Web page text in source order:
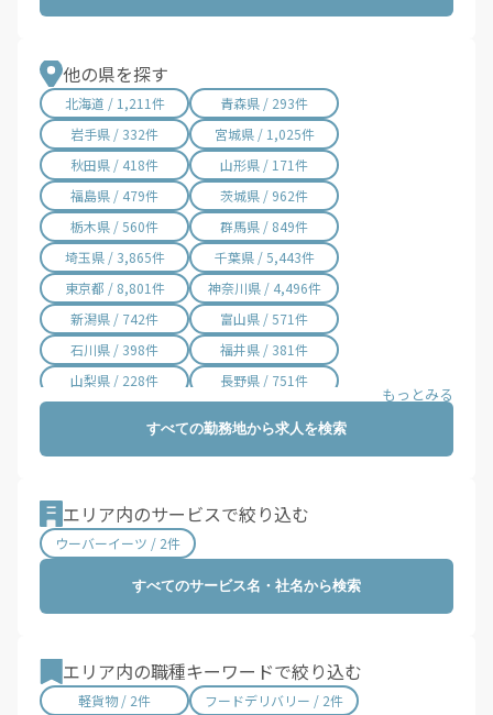
他の県を探す
北海道 / 1,211件
青森県 / 293件
岩手県 / 332件
宮城県 / 1,025件
秋田県 / 418件
山形県 / 171件
福島県 / 479件
茨城県 / 962件
栃木県 / 560件
群馬県 / 849件
埼玉県 / 3,865件
千葉県 / 5,443件
東京都 / 8,801件
神奈川県 / 4,496件
新潟県 / 742件
富山県 / 571件
石川県 / 398件
福井県 / 381件
山梨県 / 228件
長野県 / 751件
愛知県 / 2,970件
三重県 / 996件
大阪府 / 3,197件
兵庫県 / 2,450件
奈良県 / 617件
島根県 / 197件
岡山県 / 740件
広島県 / 1,470件
高知県 / 389件
福岡県 / 1,676件
すべての勤務地から求人を検索
エリア内のサービスで絞り込む
ウーバーイーツ / 2件
すべてのサービス名・社名から検索
エリア内の職種キーワードで絞り込む
軽貨物 / 2件 フードデリバリー / 2件